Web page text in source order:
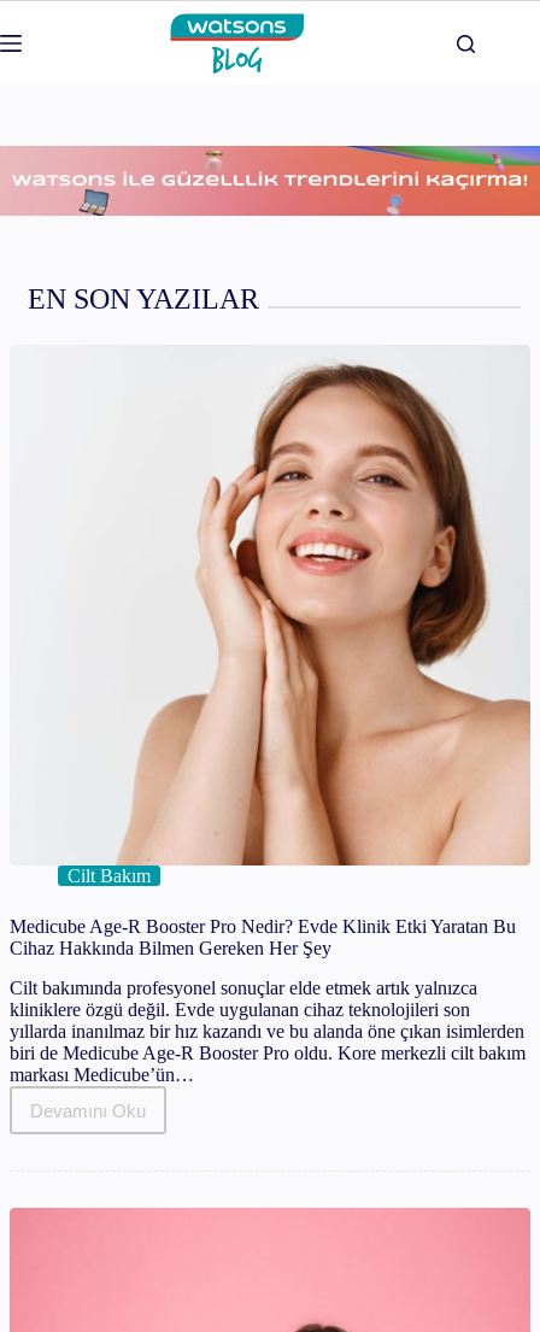
to
content
EN SON YAZILAR
Cilt Bakım
Medicube Age-R Booster Pro Nedir? Evde Klinik Etki Yaratan Bu
Cihaz Hakkında Bilmen Gereken Her Şey
Cilt bakımında profesyonel sonuçlar elde etmek artık yalnızca
kliniklere özgü değil. Evde uygulanan cihaz teknolojileri son
yıllarda inanılmaz bir hız kazandı ve bu alanda öne çıkan isimlerden
biri de Medicube Age-R Booster Pro oldu. Kore merkezli cilt bakım
markası Medicube’ün…
Devamını Oku
Medicube
Age-